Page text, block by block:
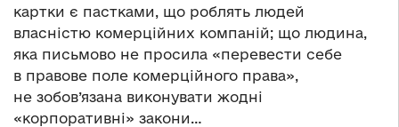
картки є пастками, що роблять людей
власністю комерційних компаній; що людина,
яка письмово не просила «перевести себе
в правове поле комерційного права»,
не зобов’язана виконувати жодні
«корпоративні» закони…